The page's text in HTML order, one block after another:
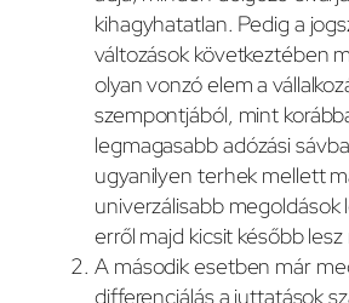
kihagyhatatlan. Pedig a
változások következtében
olyan vonzó elem a
szempontjából, mint
legmagasabb adózási
ugyanilyen terhek mellett
univerzálisabb
erről majd kicsit később
A második esetben már
differenciálás a juttatások